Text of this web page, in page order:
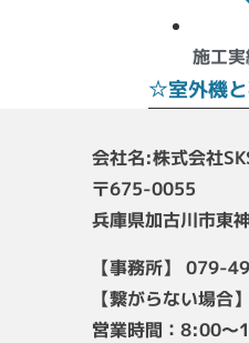
施工
☆室外機
会社名:株式会社
〒675-0055
兵庫県加古川市東
【事務所】 079-
【繋がらない場
営業時間：8:00～